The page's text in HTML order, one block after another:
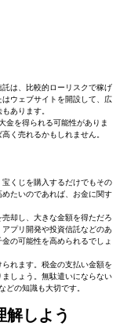
は、比較的ローリスクで稼げ
ウェブサイトを開設して、広
あります。
金を得られる可能性がありま
く売れるかもしれません。
くじを購入するだけでもその
たいのであれば、お金に関す
却し、大きな金額を得ただろ
プリ開発や投資信託などのあ
の可能性を高められるでしょ
れます。税金の支払い金額を
しょう。無駄遣いにならない
どの知識も大切です。
解しよう